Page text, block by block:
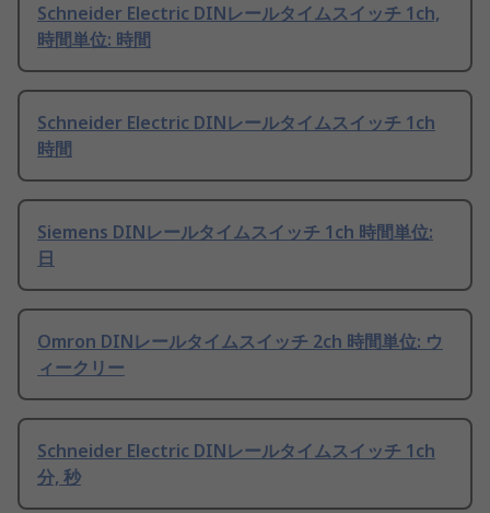
Schneider Electric DINレールタイムスイッチ 1ch,
時間単位: 時間
Schneider Electric DINレールタイムスイッチ 1ch
時間
Siemens DINレールタイムスイッチ 1ch 時間単位:
日
Omron DINレールタイムスイッチ 2ch 時間単位: ウ
ィークリー
Schneider Electric DINレールタイムスイッチ 1ch
分, 秒